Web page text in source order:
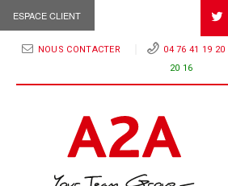
ESPACE CLIENT
NOUS CONTACTER 04 76 41 19 20
20 16